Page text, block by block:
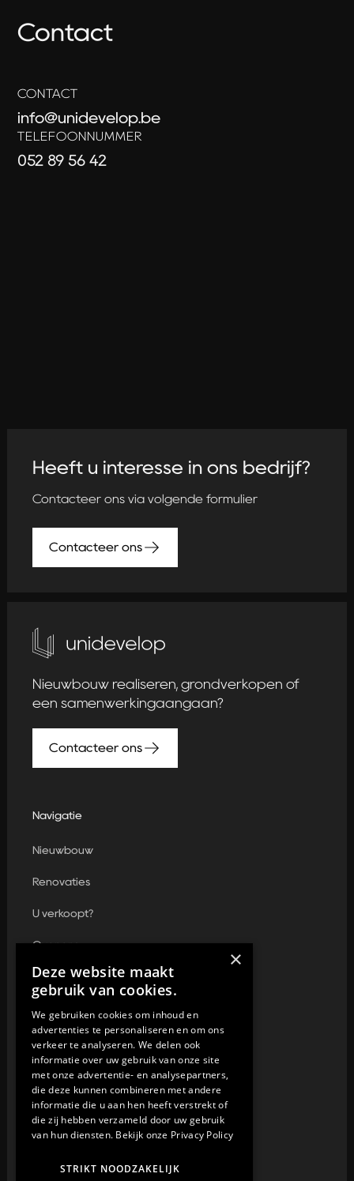
Contact
CONTACT
info@unidevelop.be
TELEFOONNUMMER
052 89 56 42
Heeft u interesse in ons bedrijf?
Contacteer ons via volgende formulier
Contacteer ons
Nieuwbouw realiseren, grondverkopen of
een samenwerkingaangaan?
Contacteer ons
Navigatie
Nieuwbouw
Renovaties
U verkoopt?
Over ons
Contact
Contact
info@unidevelop.be
Drukkerijstraat 11, B-9240 Zele
×
Deze website maakt
gebruik van cookies.
We gebruiken cookies om inhoud en
advertenties te personaliseren en om ons
verkeer te analyseren. We delen ook
informatie over uw gebruik van onze site
met onze advertentie- en analysepartners,
die deze kunnen combineren met andere
informatie die u aan hen heeft verstrekt of
die zij hebben verzameld door uw gebruik
van hun diensten. Bekijk onze Privacy Policy
STRIKT NOODZAKELIJK